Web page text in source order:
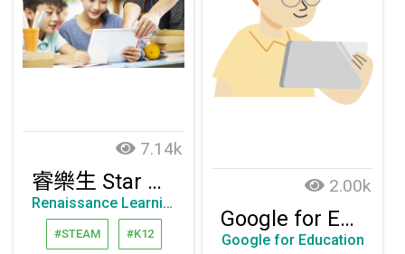
7.14k
睿樂生 Star 英文閲讀測評 + AR 分級閲讀
Renaissance Learning
#STEAM #K12
2.00k
Google for Education 專為師生打造的解決方案
Google for Education